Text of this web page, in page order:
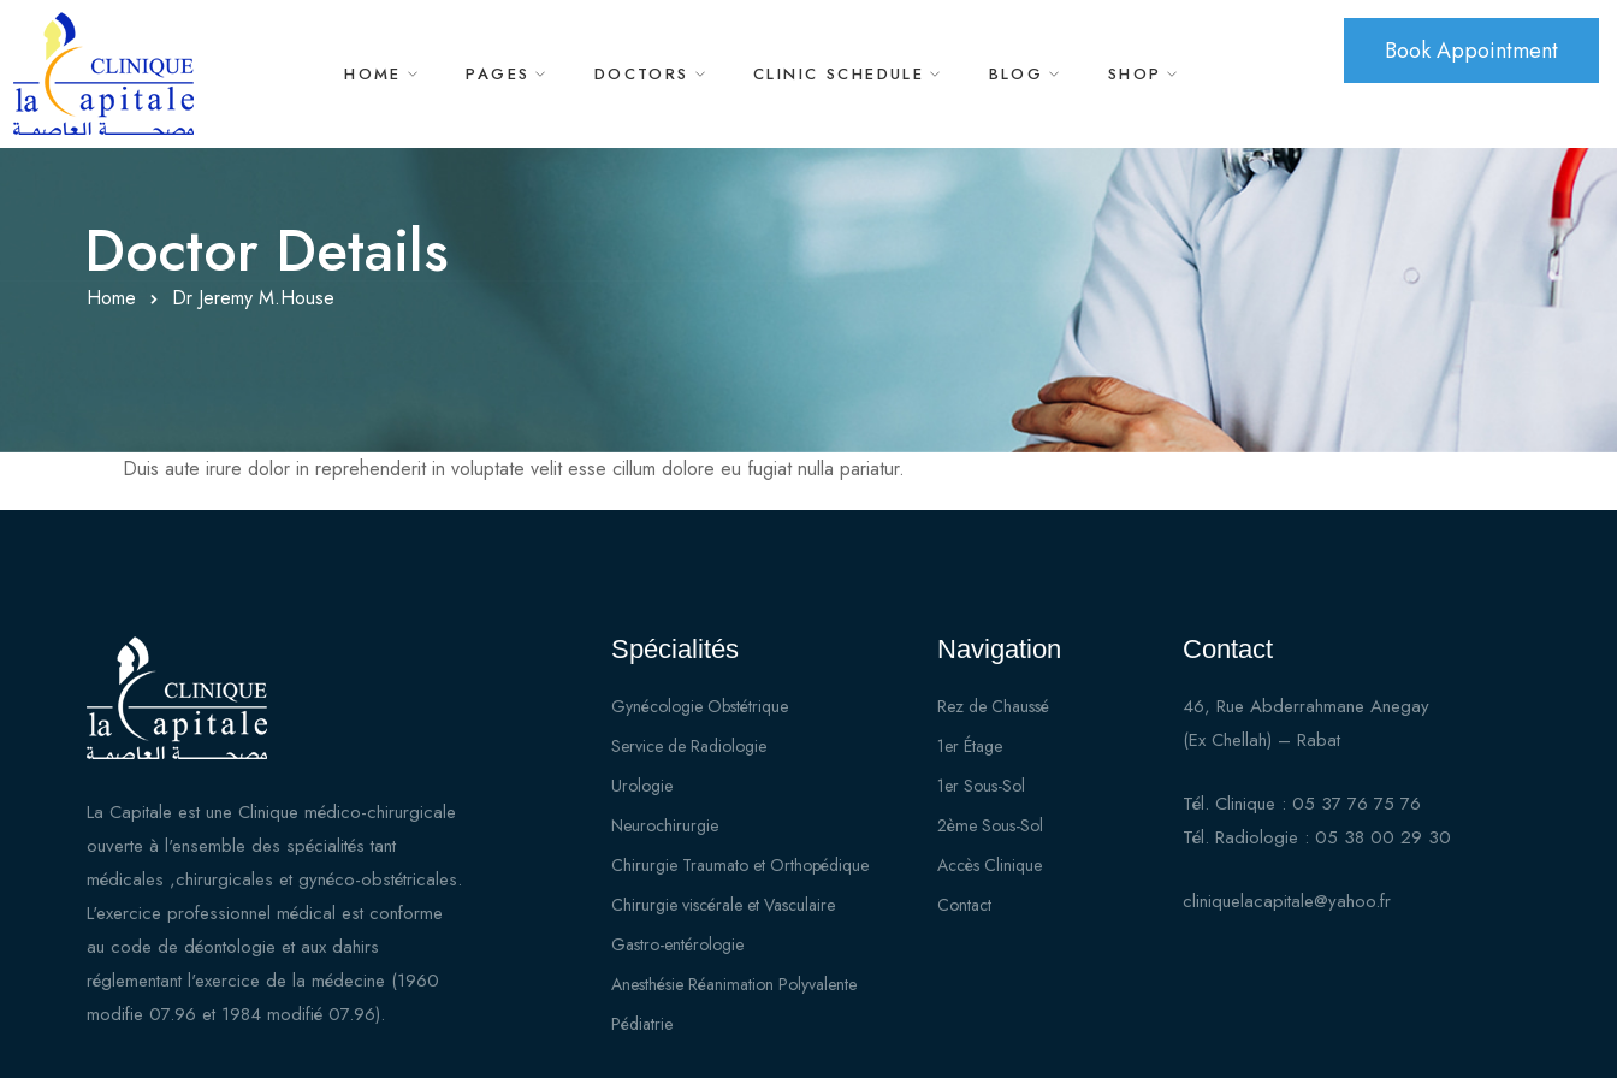
HOME PAGES DOCTORS CLINIC SCHEDULE BLOG SHOP
Book Appointment
Doctor Details
Home Dr Jeremy M.House
Duis aute irure dolor in reprehenderit in voluptate velit esse cillum dolore eu fugiat nulla pariatur.
La Capitale est une Clinique médico-chirurgicale
ouverte à l'ensemble des spécialités tant
médicales ,chirurgicales et gynéco-obstétricales.
L'exercice professionnel médical est conforme
au code de déontologie et aux dahirs
réglementant l'exercice de la médecine (1960
modifie 07.96 et 1984 modifié 07.96).
Spécialités
Gynécologie Obstétrique
Service de Radiologie
Urologie
Neurochirurgie
Chirurgie Traumato et Orthopédique
Chirurgie viscérale et Vasculaire
Gastro-entérologie
Anesthésie Réanimation Polyvalente
Pédiatrie
Navigation
Rez de Chaussé
1er Étage
1er Sous-Sol
2ème Sous-Sol
Accès Clinique
Contact
Contact
46, Rue Abderrahmane Anegay
(Ex Chellah) – Rabat
Tél. Clinique : 05 37 76 75 76
Tél. Radiologie : 05 38 00 29 30
cliniquelacapitale@yahoo.fr